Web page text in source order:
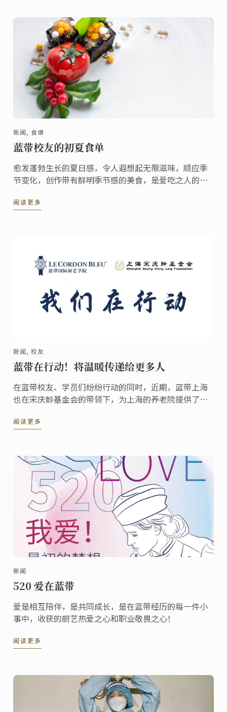
新闻, 食谱
蓝带校友的初夏食单
愈发蓬勃生长的夏日感，令人遐想起无限滋味，顺应季
节变化，创作带有鲜明季节感的美食，是爱吃之人的一
创意，为你的时令菜单带去风味活力！
阅读更多
新闻, 校友
蓝带在行动！将温暖传递给更多人
在蓝带校友、学员们纷纷行动的同时，近期，蓝带上海
也在宋庆龄基金会的带领下，为上海的养老院提供了爱
阅读更多
新闻
520 爱在蓝带
爱是相互陪伴，是共同成长，是在蓝带经历的每一件小
事中，收获的厨艺热爱之心和职业敬畏之心！
阅读更多